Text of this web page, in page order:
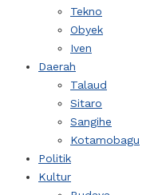
Tekno
Obyek
Iven
Daerah
Talaud
Sitaro
Sangihe
Kotamobagu
Politik
Kultur